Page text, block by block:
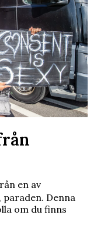
en av
Denna
om du finns